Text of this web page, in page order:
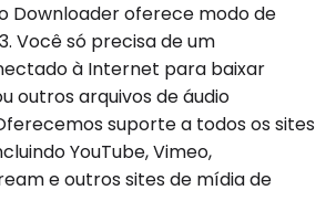
Downloader oferece modo de
Você só precisa de um
à Internet para baixar
outros arquivos de áudio
suporte a todos os sites
YouTube, Vimeo,
e outros sites de mídia de